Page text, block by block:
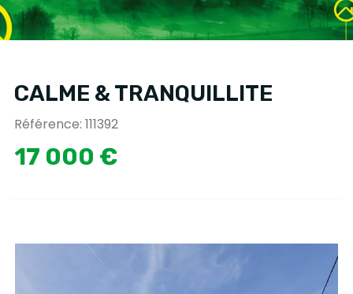
CALME & TRANQUILLITE
Référence: 111392
17 000 €